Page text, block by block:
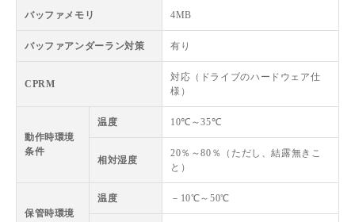
バッファメモリ 4MB
バッファアンダーラン対策 有り
CPRM
対応（ドライブのハードウェア仕
様）
動作時環境
条件
温度 10℃～35℃
相対湿度
20％～80％（ただし、結露無きこ
と）
保管時環境
温度 －10℃～50℃